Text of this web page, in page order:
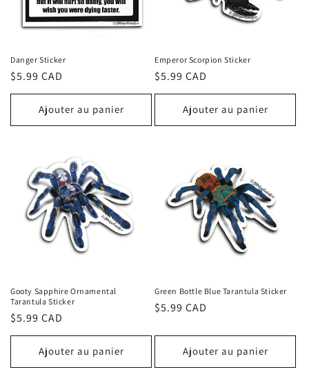
Danger Sticker
Prix
habituel
$5.99 CAD
Ajouter au panier
Emperor Scorpion Sticker
Prix
habituel
$5.99 CAD
Ajouter au panier
Gooty Sapphire Ornamental
Tarantula Sticker
Prix
habituel
$5.99 CAD
Ajouter au panier
Green Bottle Blue Tarantula Sticker
Prix
$5.99 CAD
Ajouter au panier